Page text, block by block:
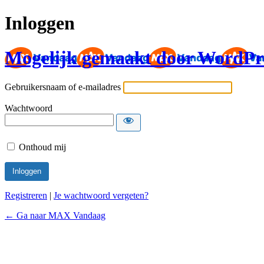
Inloggen
Mogelijk gemaakt door
Gebruikersnaam of e-mailadres
Wachtwoord
Onthoud mij
Registreren | Je wachtwoord vergeten?
← Ga naar MAX Vandaag